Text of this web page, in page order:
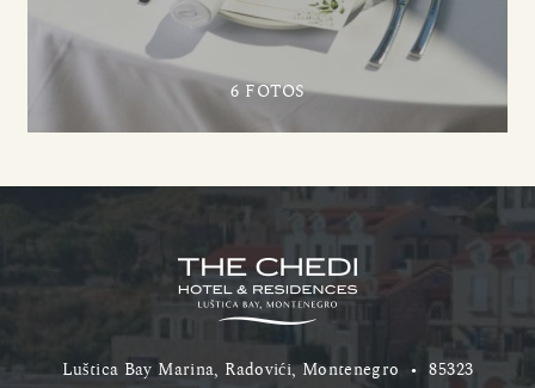
6 FOTOS
Luštica Bay Marina, Radovići, Montenegro •85323